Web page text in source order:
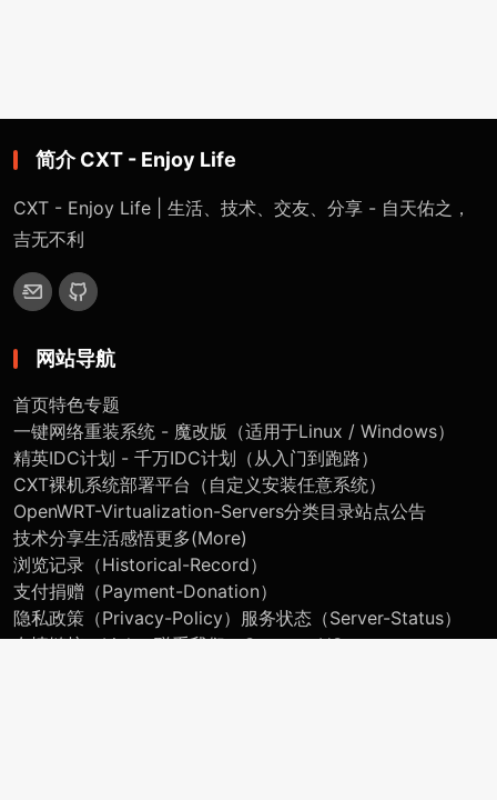
简介 CXT - Enjoy Life
CXT - Enjoy Life | 生活、技术、交友、分享 - 自天佑之，
吉无不利
网站导航
首页特色专题
一键网络重装系统 - 魔改版（适用于Linux / Windows）
精英IDC计划 - 千万IDC计划（从入门到跑路）
CXT裸机系统部署平台（自定义安装任意系统）
OpenWRT-Virtualization-Servers分类目录站点公告
技术分享生活感悟更多(More)
浏览记录（Historical-Record）
支付捐赠（Payment-Donation）
隐私政策（Privacy-Policy） 服务状态（Server-Status）
友情链接（Link）联系我们（Contact-US）